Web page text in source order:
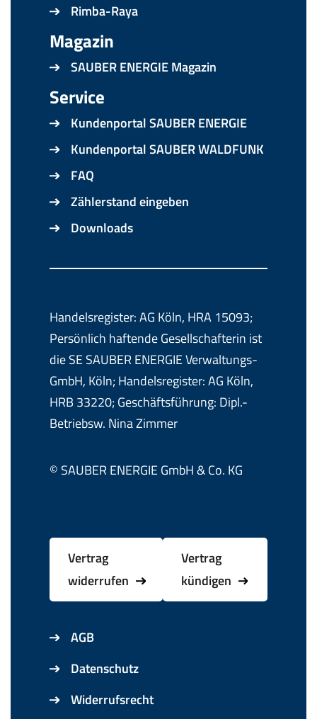
Rimba-Raya
Magazin
SAUBER ENERGIE Magazin
Service
Kundenportal SAUBER ENERGIE
Kundenportal SAUBER WALDFUNK
FAQ
Zählerstand eingeben
Downloads
Handelsregister: AG Köln, HRA 15093;
Persönlich haftende Gesellschafterin ist
die SE SAUBER ENERGIE Verwaltungs-
GmbH, Köln; Handelsregister: AG Köln,
HRB 33220; Geschäftsführung: Dipl.-
Betriebsw. Nina Zimmer
© SAUBER ENERGIE GmbH & Co. KG
Vertrag
widerrufen
Vertrag
kündigen
AGB
Datenschutz
Widerrufsrecht